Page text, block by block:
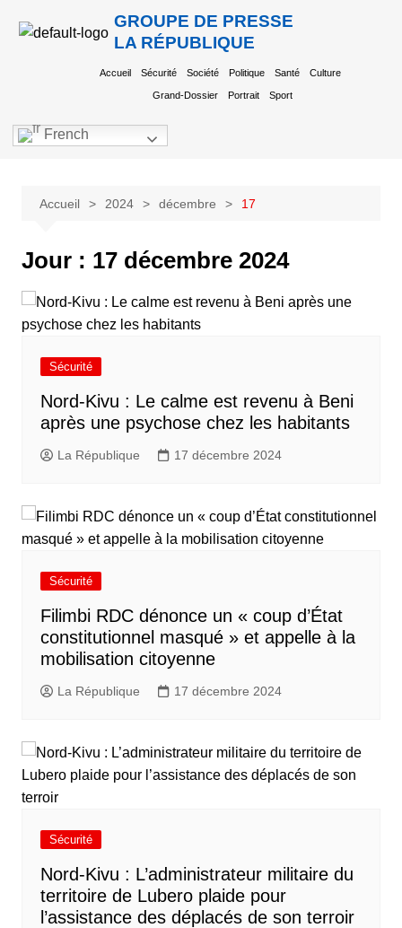
GROUPE DE PRESSE
LA RÉPUBLIQUE
Accueil Sécurité Société Politique Santé Culture
Grand-Dossier Portrait Sport
French
Accueil 2024 décembre 17
Jour : 17 décembre 2024
Sécurité
Nord-Kivu : Le calme est revenu à Beni
après une psychose chez les habitants
La République 17 décembre 2024
Sécurité
Filimbi RDC dénonce un « coup d’État
constitutionnel masqué » et appelle à la
mobilisation citoyenne
La République 17 décembre 2024
Sécurité
Nord-Kivu : L’administrateur militaire du
territoire de Lubero plaide pour
l’assistance des déplacés de son terroir